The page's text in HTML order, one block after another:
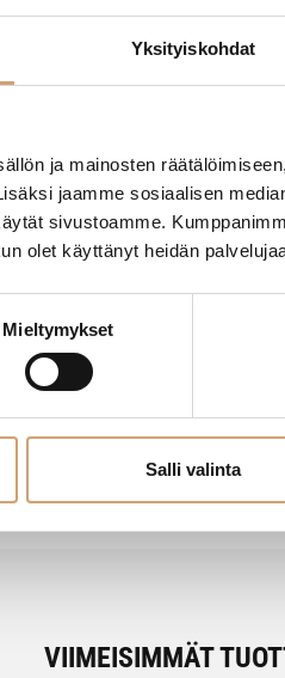
Yksityiskohdat
ja mainosten
jaamme sosiaalisen
sivustoamme.
olet käyttänyt heidän
Mieltymykset
Salli valinta
VIIMEISIMMÄT